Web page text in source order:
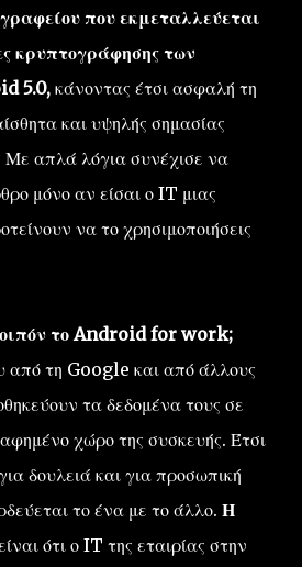
που εκμεταλλεύεται
κρυπτογράφησης των
5.0, κάνοντας έτσι ασφαλή τη
και υψηλής σημασίας
Με απλά λόγια συνέχισε να
μόνο αν είσαι ο IT μιας
να το χρησιμοποιήσεις
το Android for work;
από τη Google και από άλλους
τα δεδομένα τους σε
χώρο της συσκευής. Έτσι
δουλειά και για προσωπική
το ένα με το άλλο. Η
ότι ο IT της εταιρίας στην